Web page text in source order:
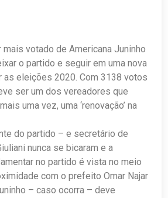
votado de Americana Juninho
o partido e seguir em uma nova
as eleições 2020. Com 3138 votos
ser um dos vereadores que
uma vez, uma ‘renovação’ na
do partido – e secretário de
nunca se bicaram e a
no partido é vista no meio
com o prefeito Omar Najar
– caso ocorra – deve